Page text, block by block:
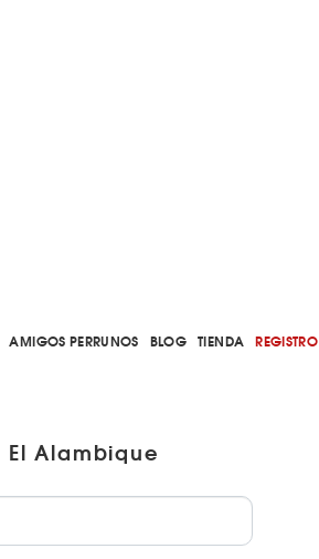
AMIGOS PERRUNOS BLOG TIENDA REGISTRO
Alambique